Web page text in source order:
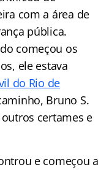
com a área de
pública.
começou os
ele estava
do Rio de
Bruno S.
certames e
e começou a